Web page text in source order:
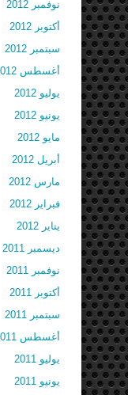
نوفمبر 2012
أكتوبر 2012
سبتمبر 2012
أغسطس 2012
يوليو 2012
يونيو 2012
مايو 2012
أبريل 2012
مارس 2012
فبراير 2012
يناير 2012
ديسمبر 2011
نوفمبر 2011
أكتوبر 2011
سبتمبر 2011
أغسطس 2011
يوليو 2011
يونيو 2011